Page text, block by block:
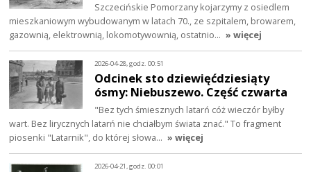
Szczecińskie Pomorzany kojarzymy z osiedlem
mieszkaniowym wybudowanym w latach 70., ze szpitalem, browarem,
gazownią, elektrownią, lokomotywownią, ostatnio… » więcej
2026-04-28, godz. 00:51
Odcinek sto dziewięćdziesiąty
ósmy: Niebuszewo. Część czwarta
"Bez tych śmiesznych latarń cóż wieczór byłby
wart. Bez lirycznych latarń nie chciałbym świata znać." To fragment
piosenki "Latarnik", do której słowa… » więcej
2026-04-21, godz. 00:01